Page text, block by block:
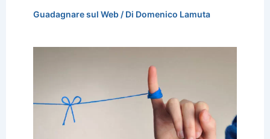
Guadagnare sul Web/ Di Domenico Lamuta